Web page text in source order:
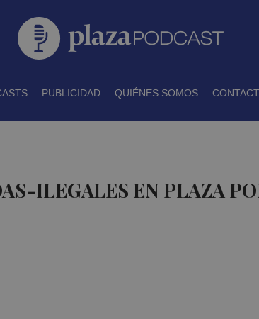
PUBLICIDAD QUIÉNES SOMOS
ILEGALES EN PLAZA